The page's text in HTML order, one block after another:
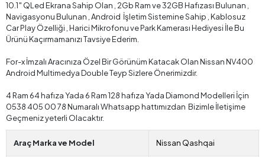
10.1″ QLed Ekrana Sahip Olan , 2Gb Ram ve 32GB Hafızası Bulunan ,
Navigasyonu Bulunan , Android İşletim Sistemine Sahip , Kablosuz
Car Play Özelliği , Harici Mikrofonu ve Park Kamerası Hediyesi İle Bu
Ürünü Kaçırmamanızı Tavsiye Ederim.
For-x İmzalı Aracınıza Özel Bir Görünüm Katacak Olan Nissan NV400
Android Multimedya Double Teyp Sizlere Önerimizdir.
4 Ram 64 hafıza Yada 6 Ram 128 hafıza Yada Diamond Modelleri İçin
0538 405 00 78 Numaralı Whatsapp hattımızdan Bizimle İletişime
Geçmeniz yeterli Olacaktır.
Araç Marka ve Model Nissan Qashqai